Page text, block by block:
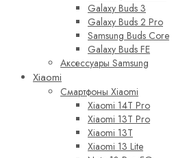
Galaxy Buds 3
Galaxy Buds 2 Pro
Samsung Buds Core
Galaxy Buds FE
Аксессуары Samsung
Xiaomi
Смартфоны Xiaomi
Xiaomi 14T Pro
Xiaomi 13T Pro
Xiaomi 13T
Xiaomi 13 Lite